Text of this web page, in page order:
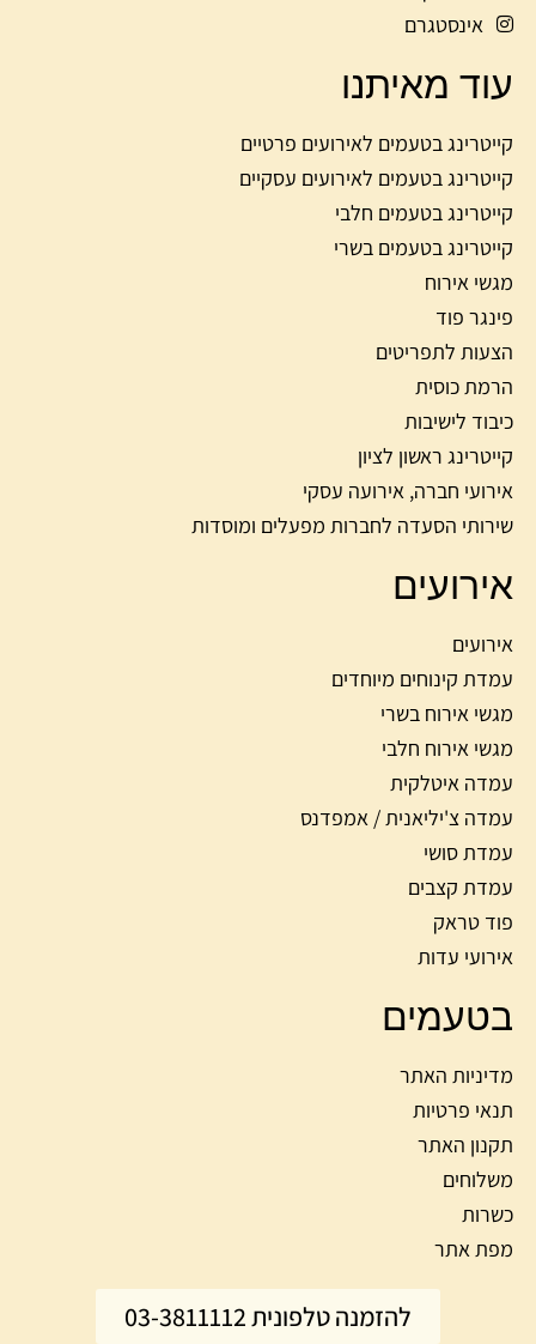
אינסטגרם
עוד מאיתנו
קייטרינג בטעמים לאירועים פרטיים
קייטרינג בטעמים לאירועים עסקיים
קייטרינג בטעמים חלבי
קייטרינג בטעמים בשרי
מגשי אירוח
פינגר פוד
הצעות לתפריטים
הרמת כוסית
כיבוד לישיבות
קייטרינג ראשון לציון
אירועי חברה, אירועה עסקי
שירותי הסעדה לחברות מפעלים ומוסדות
אירועים
אירועים
עמדת קינוחים מיוחדים
מגשי אירוח בשרי
מגשי אירוח חלבי
עמדה איטלקית
עמדה צ'יליאנית / אמפדנס
עמדת סושי
עמדת קצבים
פוד טראק
אירועי עדות
בטעמים
מדיניות האתר
תנאי פרטיות
תקנון האתר
משלוחים
כשרות
מפת אתר
להזמנה טלפונית 03-3811112